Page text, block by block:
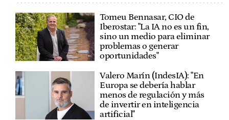
Tomeu Bennasar, CIO de
Iberostar: "La IA no es un fin,
sino un medio para eliminar
problemas o generar
oportunidades"
Valero Marín (IndesIA): "En
Europa se debería hablar
menos de regulación y más
de invertir en inteligencia
artificial"